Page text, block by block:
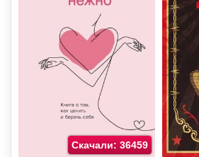
Скачали: 36459